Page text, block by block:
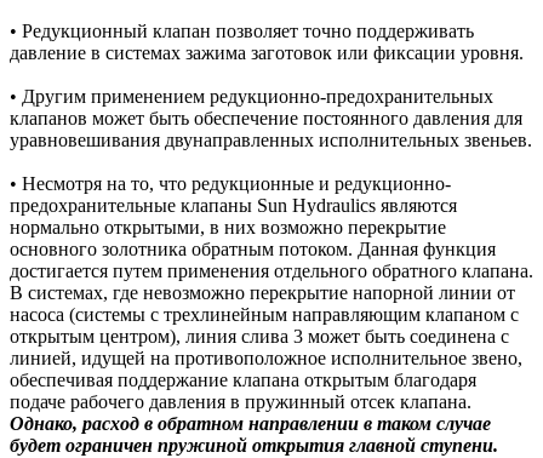
• Редукционный клапан позволяет точно поддерживать
давление в системах зажима заготовок или фиксации уровня.
• Другим применением редукционно-предохранительных
клапанов может быть обеспечение постоянного давления для
уравновешивания двунаправленных исполнительных звеньев.
• Несмотря на то, что редукционные и редукционно-
предохранительные клапаны Sun Hydraulics являются
нормально открытыми, в них возможно перекрытие
основного золотника обратным потоком. Данная функция
достигается путем применения отдельного обратного клапана.
В системах, где невозможно перекрытие напорной линии от
насоса (системы с трехлинейным направляющим клапаном с
открытым центром), линия слива 3 может быть соединена с
линией, идущей на противоположное исполнительное звено,
обеспечивая поддержание клапана открытым благодаря
подаче рабочего давления в пружинный отсек клапана.
Однако, расход в обратном направлении в таком случае
будет ограничен пружиной открытия главной ступени.